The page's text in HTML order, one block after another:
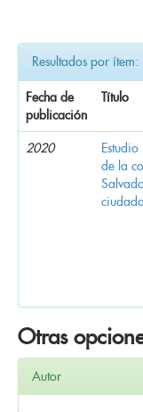
Resultados por ítem:
Fecha de
publicación
Título
2020
de la
Otras
Autor